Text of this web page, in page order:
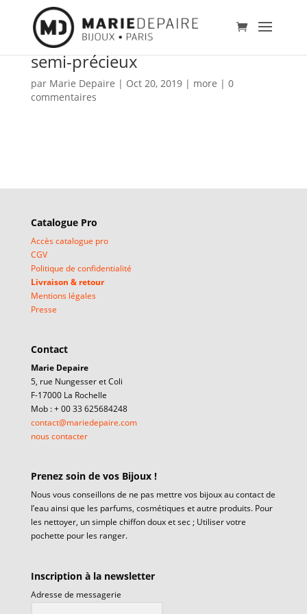
semi-précieux
par Marie Depaire | Oct 20, 2019| more | 0
commentaires
Catalogue Pro
Accès catalogue pro
CGV
Politique de confidentialité
Livraison & retour
Mentions légales
Presse
Contact
Marie Depaire
5, rue Nungesser et Coli
F-17000 La Rochelle
Mob : + 00 33 625684248
contact@mariedepaire.com
nous contacter
Prenez soin de vos Bijoux !
Nous vous conseillons de ne pas mettre vos bijoux au contact de
l’eau ainsi que les parfums, cosmétiques et autre produits. Pour
les nettoyer, un simple chiffon doux et sec ; Utiliser votre
pochette pour les ranger.
Inscription à la newsletter
Adresse de messagerie